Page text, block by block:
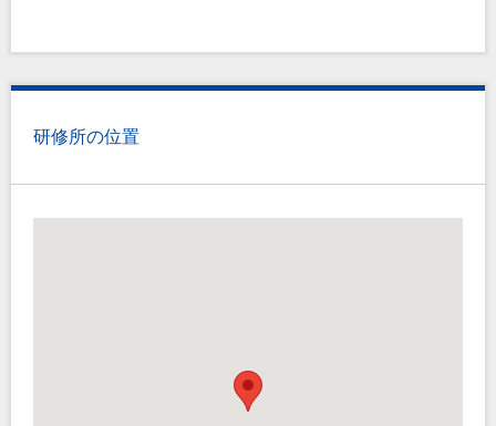
研修所の位置